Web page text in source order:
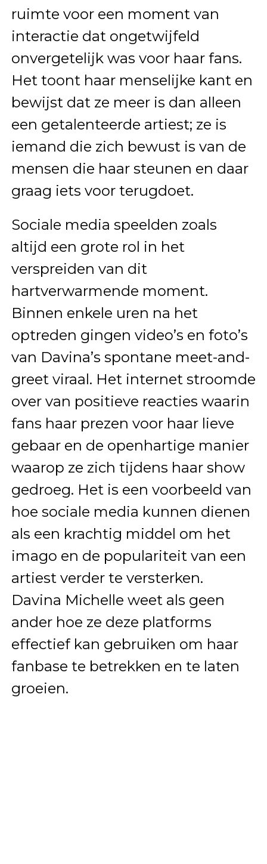
ruimte voor een moment van
interactie dat ongetwijfeld
onvergetelijk was voor haar fans.
Het toont haar menselijke kant en
bewijst dat ze meer is dan alleen
een getalenteerde artiest; ze is
iemand die zich bewust is van de
mensen die haar steunen en daar
graag iets voor terugdoet.
Sociale media speelden zoals
altijd een grote rol in het
verspreiden van dit
hartverwarmende moment.
Binnen enkele uren na het
optreden gingen video’s en foto’s
van Davina’s spontane meet-and-
greet viraal. Het internet stroomde
over van positieve reacties waarin
fans haar prezen voor haar lieve
gebaar en de openhartige manier
waarop ze zich tijdens haar show
gedroeg. Het is een voorbeeld van
hoe sociale media kunnen dienen
als een krachtig middel om het
imago en de populariteit van een
artiest verder te versterken.
Davina Michelle weet als geen
ander hoe ze deze platforms
effectief kan gebruiken om haar
fanbase te betrekken en te laten
groeien.